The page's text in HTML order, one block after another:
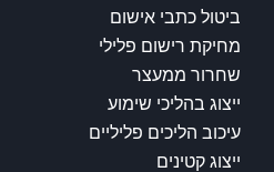
ביטול כתבי אישום
מחיקת רישום פלילי
שחרור ממעצר
ייצוג בהליכי שימוע
עיכוב הליכים פליליים
ייצוג קטינים